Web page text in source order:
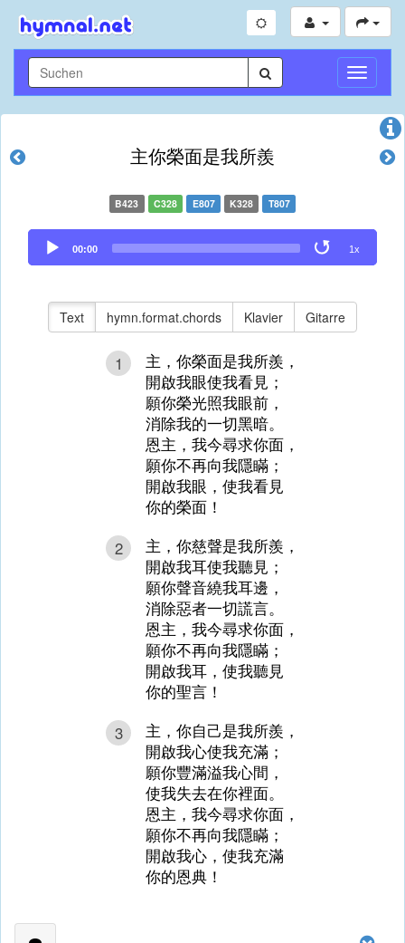
主你榮面是我所羨
B423 C328 E807 K328 T807
Audio
Player
00:00 1x
Text hymn.format.chords Klavier Gitarre
1
主，你榮面是我所羨，
開啟我眼使我看見；
願你榮光照我眼前，
消除我的一切黑暗。
恩主，我今尋求你面，
願你不再向我隱瞞；
開啟我眼，使我看見
你的榮面！
2
主，你慈聲是我所羨，
開啟我耳使我聽見；
願你聲音繞我耳邊，
消除惡者一切謊言。
恩主，我今尋求你面，
願你不再向我隱瞞；
開啟我耳，使我聽見
你的聖言！
3
主，你自己是我所羨，
開啟我心使我充滿；
願你豐滿溢我心間，
使我失去在你裡面。
恩主，我今尋求你面，
願你不再向我隱瞞；
開啟我心，使我充滿
你的恩典！